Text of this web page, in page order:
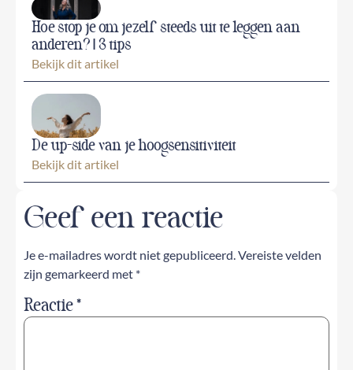
Hoe stop je om jezelf steeds uit te leggen aan
anderen? | 3 tips
Bekijk dit artikel
De up-side van je hoogsensitiviteit
Bekijk dit artikel
Geef een reactie
Je e-mailadres wordt niet gepubliceerd. Vereiste velden
zijn gemarkeerd met *
Reactie*